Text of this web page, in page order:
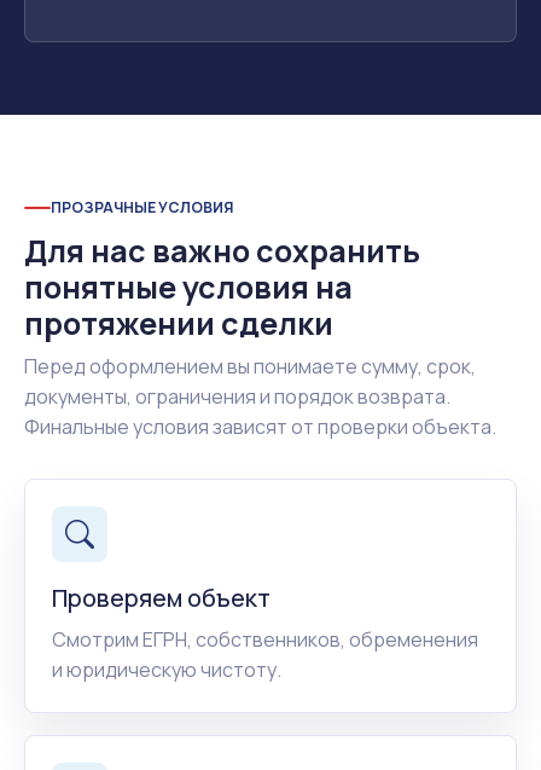
ПРОЗРАЧНЫЕ УСЛОВИЯ
Для нас важно сохранить
понятные условия на
протяжении сделки
Перед оформлением вы понимаете сумму, срок,
документы, ограничения и порядок возврата.
Финальные условия зависят от проверки объекта.
Проверяем объект
Смотрим ЕГРН, собственников, обременения
и юридическую чистоту.